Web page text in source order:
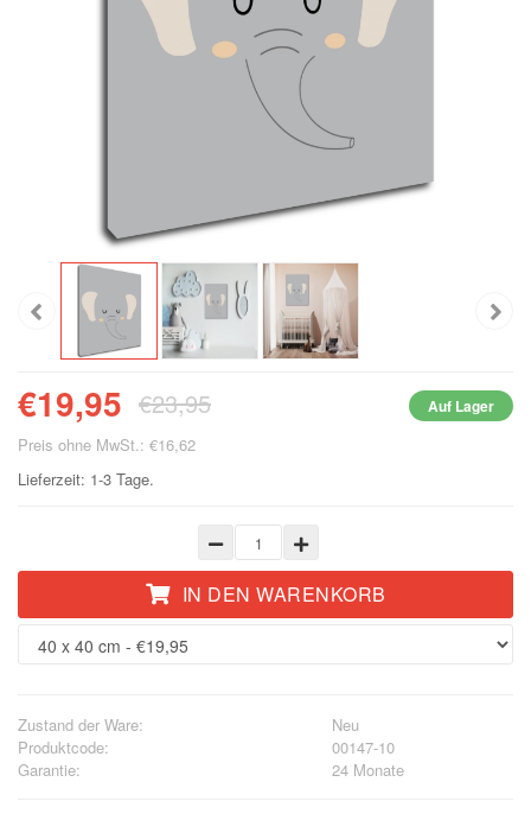
€19,95 €23,95 Auf Lager
Preis ohne MwSt.: €16,62
Lieferzeit: 1-3 Tage.
IN DEN WARENKORB
Zustand der Ware:
Neu
Produktcode:
00147-10
Garantie:
24 Monate